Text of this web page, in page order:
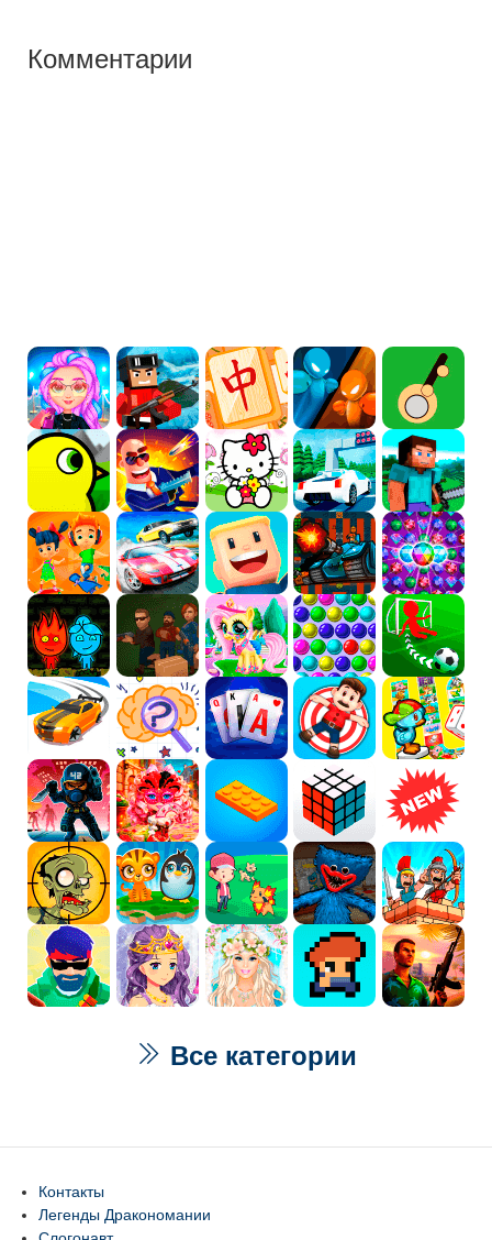
Комментарии
Все категории
Контакты
Легенды Дракономании